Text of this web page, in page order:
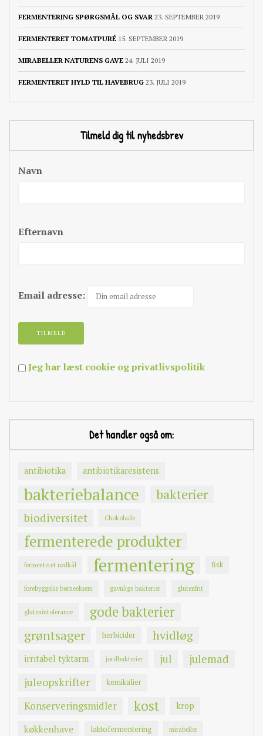
FERMENTERING SPØRGSMÅL OG SVAR 23. SEPTEMBER 2019
FERMENTERET TOMATPURÉ 15. SEPTEMBER 2019
MIRABELLER NATURENS GAVE 24. JULI 2019
FERMENTERET HYLD TIL HAVEBRUG 23. JULI 2019
Tilmeld dig til nyhedsbrev
Navn
Efternavn
Email adresse:
Jeg har læst cookie og privatlivspolitik
Det handler også om:
antibiotika antibiotikaresistens
bakteriebalance bakterier
biodiversitet Chokolade
fermenterede produkter
fermenteret rødkål fermentering fisk
forebyggelse børneeksem gavnlige bakterier glutenfrit
glutenintolerance gode bakterier
grøntsager herbicider hvidløg
irritabel tyktarm jordbakterier jul julemad
juleopskrifter kemikalier
Konserveringsmidler kost krop
køkkenhave laktofermentering mirabeller